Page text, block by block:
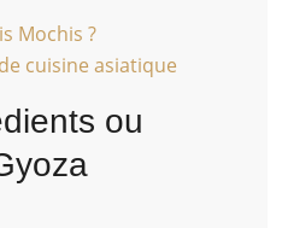
Mochis ?
cuisine asiatique
ou